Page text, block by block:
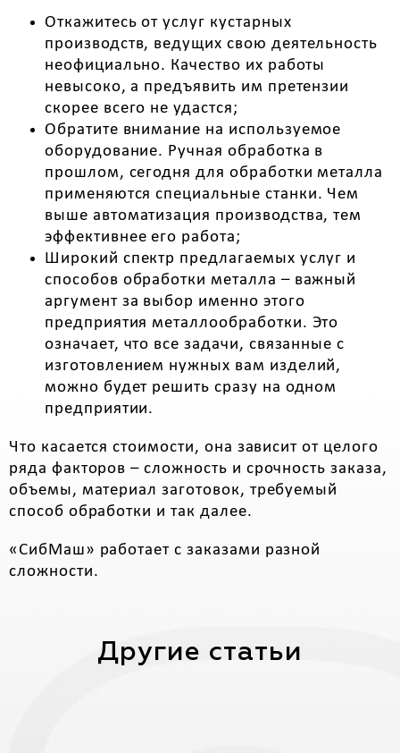
Откажитесь от услуг кустарных
производств, ведущих свою деятельность
неофициально. Качество их работы
невысоко, а предъявить им претензии
скорее всего не удастся;
Обратите внимание на используемое
оборудование. Ручная обработка в
прошлом, сегодня для обработки металла
применяются специальные станки. Чем
выше автоматизация производства, тем
эффективнее его работа;
Широкий спектр предлагаемых услуг и
способов обработки металла – важный
аргумент за выбор именно этого
предприятия металлообработки. Это
означает, что все задачи, связанные с
изготовлением нужных вам изделий,
можно будет решить сразу на одном
предприятии.
Что касается стоимости, она зависит от целого
ряда факторов – сложность и срочность заказа,
объемы, материал заготовок, требуемый
способ обработки и так далее.
«СибМаш» работает с заказами разной
сложности.
Другие статьи